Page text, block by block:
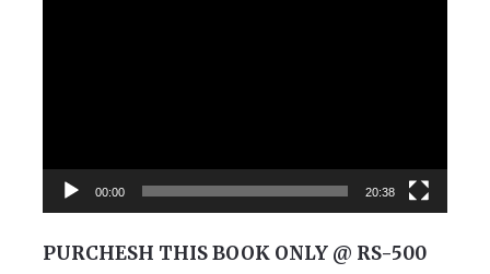
00:00 20:38
PURCHESH THIS BOOK ONLY @ RS-500